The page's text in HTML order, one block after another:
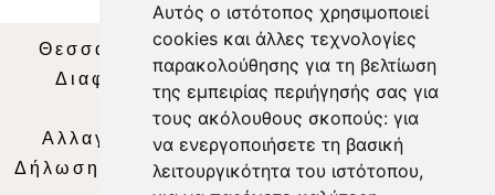
Αυτός ο ιστότοπος χρησιμοποιεί
cookies και άλλες τεχνολογίες
παρακολούθησης για τη βελτίωση
της εμπειρίας περιήγησής σας για
τους ακόλουθους σκοπούς: για
να ενεργοποιήσετε τη βασική
λειτουργικότητα του ιστότοπου,
Θεσσαλία Τηλεόραση|SNG Services
Διαφήμιση | Όροι Χρήσης |Δήλωση
Απορρήτου |
Περιεχόμενο
Αλλαγή Προτιμήσεων για τα Cookies
Δήλωση συμμόρφωσης με τη σύσταση (ΕΕ)